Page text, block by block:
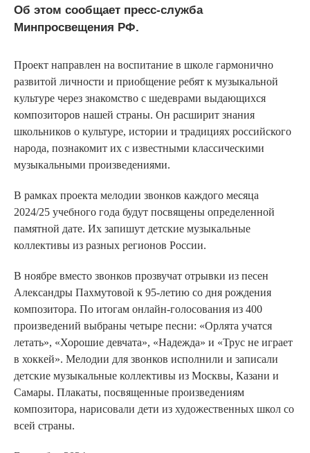
Об этом сообщает пресс-служба
Минпросвещения РФ.
Проект направлен на воспитание в школе гармонично
развитой личности и приобщение ребят к музыкальной
культуре через знакомство с шедеврами выдающихся
композиторов нашей страны. Он расширит знания
школьников о культуре, истории и традициях российского
народа, познакомит их с известными классическими
музыкальными произведениями.
В рамках проекта мелодии звонков каждого месяца
2024/25 учебного года будут посвящены определенной
памятной дате. Их запишут детские музыкальные
коллективы из разных регионов России.
В ноябре вместо звонков прозвучат отрывки из песен
Александры Пахмутовой к 95-летию со дня рождения
композитора. По итогам онлайн-голосования из 400
произведений выбраны четыре песни: «Орлята учатся
летать», «Хорошие девчата», «Надежда» и «Трус не играет
в хоккей». Мелодии для звонков исполнили и записали
детские музыкальные коллективы из Москвы, Казани и
Самары. Плакаты, посвященные произведениям
композитора, нарисовали дети из художественных школ со
всей страны.